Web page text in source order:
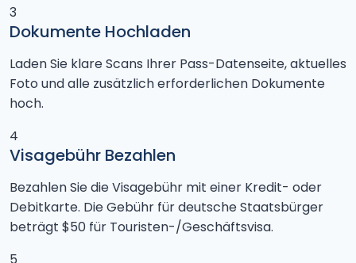
3
Dokumente Hochladen
Laden Sie klare Scans Ihrer Pass-Datenseite, aktuelles
Foto und alle zusätzlich erforderlichen Dokumente
hoch.
4
Visagebühr Bezahlen
Bezahlen Sie die Visagebühr mit einer Kredit- oder
Debitkarte. Die Gebühr für deutsche Staatsbürger
beträgt $50 für Touristen-/Geschäftsvisa.